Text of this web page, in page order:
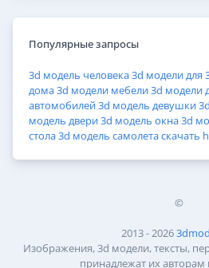
Популярные запросы
3d модель человека3d модели для
дома3d модели мебели3d модели
автомобилей3d модель девушки
модель двери3d модель окна3d
стола3d модель самолетаскачать
©
2013 - 2026
Изображения, 3d модели, тексты,
принадлежат их авторам